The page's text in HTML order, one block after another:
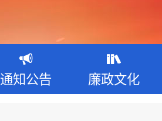
通知公告 廉政文化